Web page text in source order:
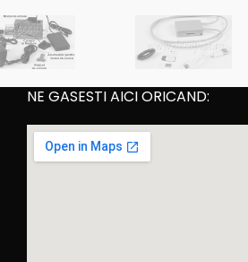
NE GASESTI AICI ORICAND: